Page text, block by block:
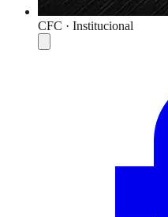
CFC · Institucional
Compartilhar